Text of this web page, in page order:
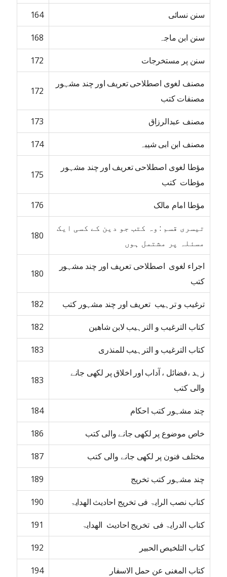
سنن نسائی 164
سنن ابن ماجہ 168
سنن پر مستخرجات 172
مصنف لغوی اصطلاحی تعریف اور چند مشہور
مصنفات کتب
172
مصنف عبدالرزاق 173
مصنف ابن ابی شیبہ 174
مؤطا لغوی اصطلاحی تعریف اور چند مشہور
مؤطات کتب
175
مؤطا امام مالک 176
تیسری قسم : وہ کتب جو دین کے کسی ایک
مسئلہ پر مشتمل ہوں
180
اجراء لغوی اصطلاحی تعریف اور چند مشہور
کتب
180
ترغیب و ترہیب تعریف اور چند مشہور کتب 182
کتاب الترغیب و الترہیب لابن شاھین 182
کتاب الترغیب و الترہیب للمنذری 183
زہد ،فضائل ، آداب اور اخلاق پر لکھی جانے
والی کتب
183
چند مشہور کتب احکام 184
خاص موضوع پر لکھی جانے والی کتب 186
مختلف فنون پر لکھی جانے والی کتب 187
چند مشہور کتب تخریج 189
کتاب نصب الرایۃ فی تخریج احادیث الھدایۃ 190
کتاب الدرایۃ فی تخریج احادیث الھدایۃ 191
کتاب التلخیص الحبیر 192
کتاب المغنی عن حمل الاسفار 194